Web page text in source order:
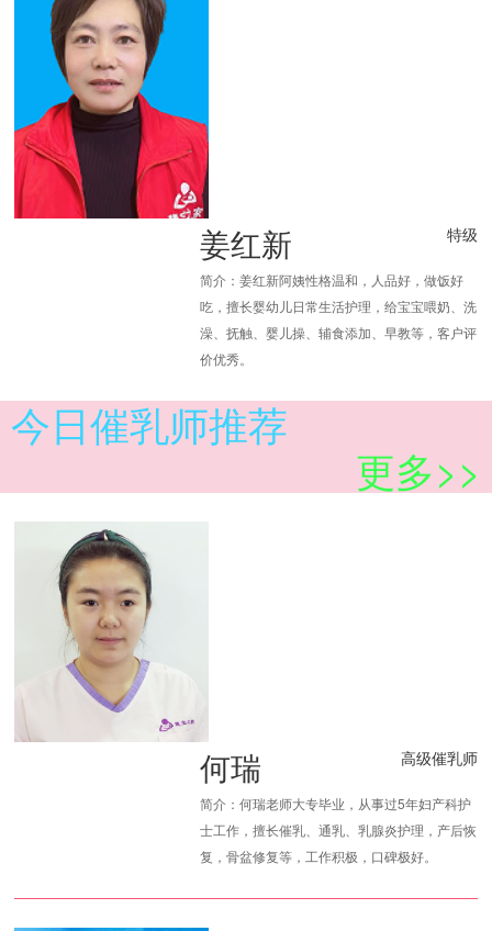
姜红新 特级
简介：姜红新阿姨性格温和，人品好，做饭好
吃，擅长婴幼儿日常生活护理，给宝宝喂奶、洗
澡、抚触、婴儿操、辅食添加、早教等，客户评
价优秀。
今日催乳师推荐
更多>>
何瑞 高级催乳师
简介：何瑞老师大专毕业，从事过5年妇产科护
士工作，擅长催乳、通乳、乳腺炎护理，产后恢
复，骨盆修复等，工作积极，口碑极好。